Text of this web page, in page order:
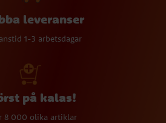
leveranser
1-3 arbetsdagar
på kalas!
8 000 olika artiklar